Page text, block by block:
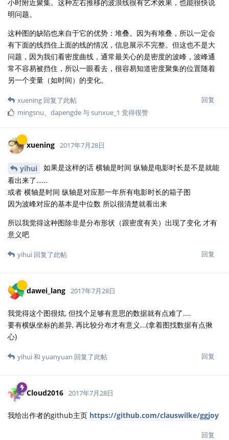
小时附近聚集。这种左右推移的波浪线很有艺术效果，也能很快说
明问题。
这种图的缺陷也来自于它的优势：堆叠。因为有堆叠，所以一定会
有下面的线挡住上面的线的情况，信息展示不完整。但这也不是大
问题，因为我们看密度曲线，通常最关心的是密度的波峰，波峰通
常不容易被挡住，所以一眼看去，很容易知道密度聚集的位置随着
另一个变量（如时间）的变化。
回复
xuening 回复了此帖
mingsnu、 dapengde与sunxue_1 觉得很赞
xuening 2017年7月28日
yihui
如果是这样的话 横轴是时间 纵轴是电影时长是不是就能
看出来了……
或者 横轴是时间 纵轴是对应那一年所有电影时长的箱子图
因为波峰对应的基本是中位数 所以很清楚就看出来
所以我觉得这种图除非是分布形状（跟密度有关）出现了变化 才有
意义吧
回复
yihui 回复了此帖
dawei_lang 2017年7月28日
我觉得这个图很炫, 但找个足够有意思的数据就有点难了....
要有横纵坐标的差异, 再比较分布才有意义...(拿着图找数据有点揪
心)
回复
yihui和 yuanyuan 回复了此帖
Cloud2016 2017年7月28日
我给出作者的github主页 https://github.com/clauswilke/ggjoy
回复